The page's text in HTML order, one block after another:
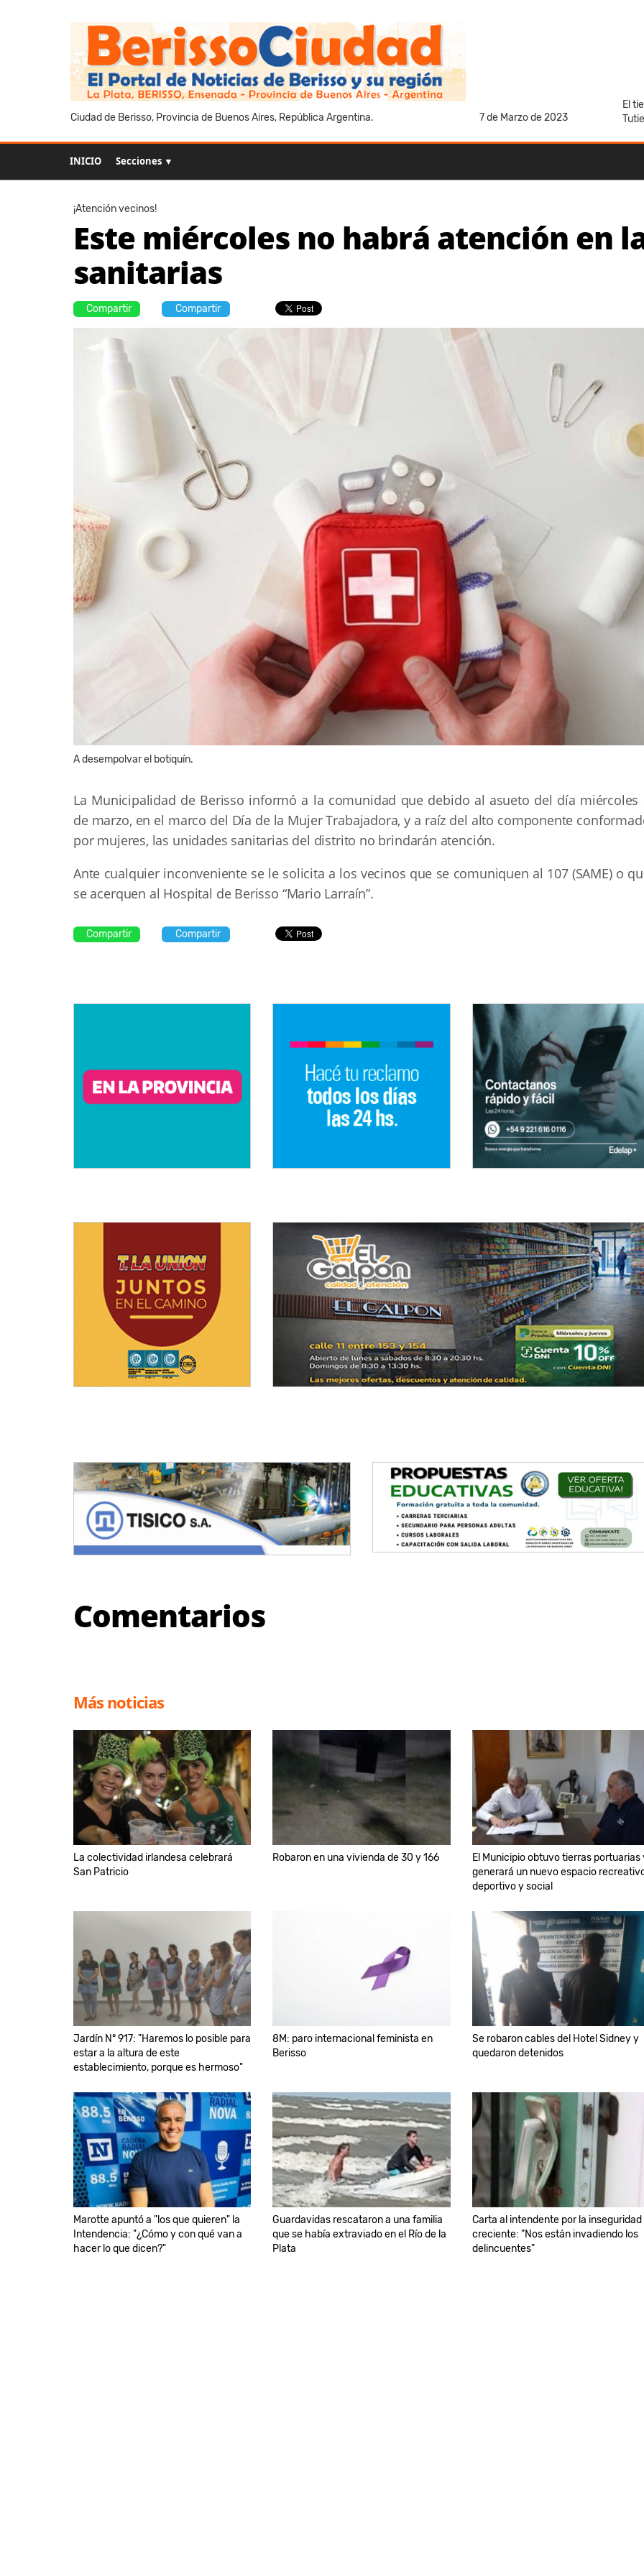
Ciudad de Berisso, Provincia de Buenos Aires, República Argentina. 7 de Marzo de 2023
El
INICIO Secciones ▼
¡Atención vecinos!
Este miércoles no habrá atención en
sanitarias
Compartir Compartir
A desempolvar el botiquín.
La Municipalidad de Berisso informó a la comunidad que debido al asueto del día miércoles
de marzo, en el marco del Día de la Mujer Trabajadora, y a raíz del alto componente
por mujeres, las unidades sanitarias del distrito no brindarán atención.
Ante cualquier inconveniente se le solicita a los vecinos que se comuniquen al 107 (SAME) o
se acerquen al Hospital de Berisso “Mario Larraín”.
Compartir Compartir
Comentarios
Más noticias
La colectividad irlandesa celebrará
San Patricio
Robaron en una vivienda de 30 y 166
El Municipio obtuvo tierras portuarias
generará un nuevo espacio
deportivo y social
Jardín N° 917: "Haremos lo posible para
estar a la altura de este
establecimiento, porque es hermoso"
8M: paro internacional feminista en
Berisso
Se robaron cables del Hotel Sidney y
quedaron detenidos
Marotte apuntó a "los que quieren" la
Intendencia: "¿Cómo y con qué van a
hacer lo que dicen?"
Guardavidas rescataron a una familia
que se había extraviado en el Río de la
Plata
Carta al intendente por la inseguridad
creciente: "Nos están invadiendo los
delincuentes"